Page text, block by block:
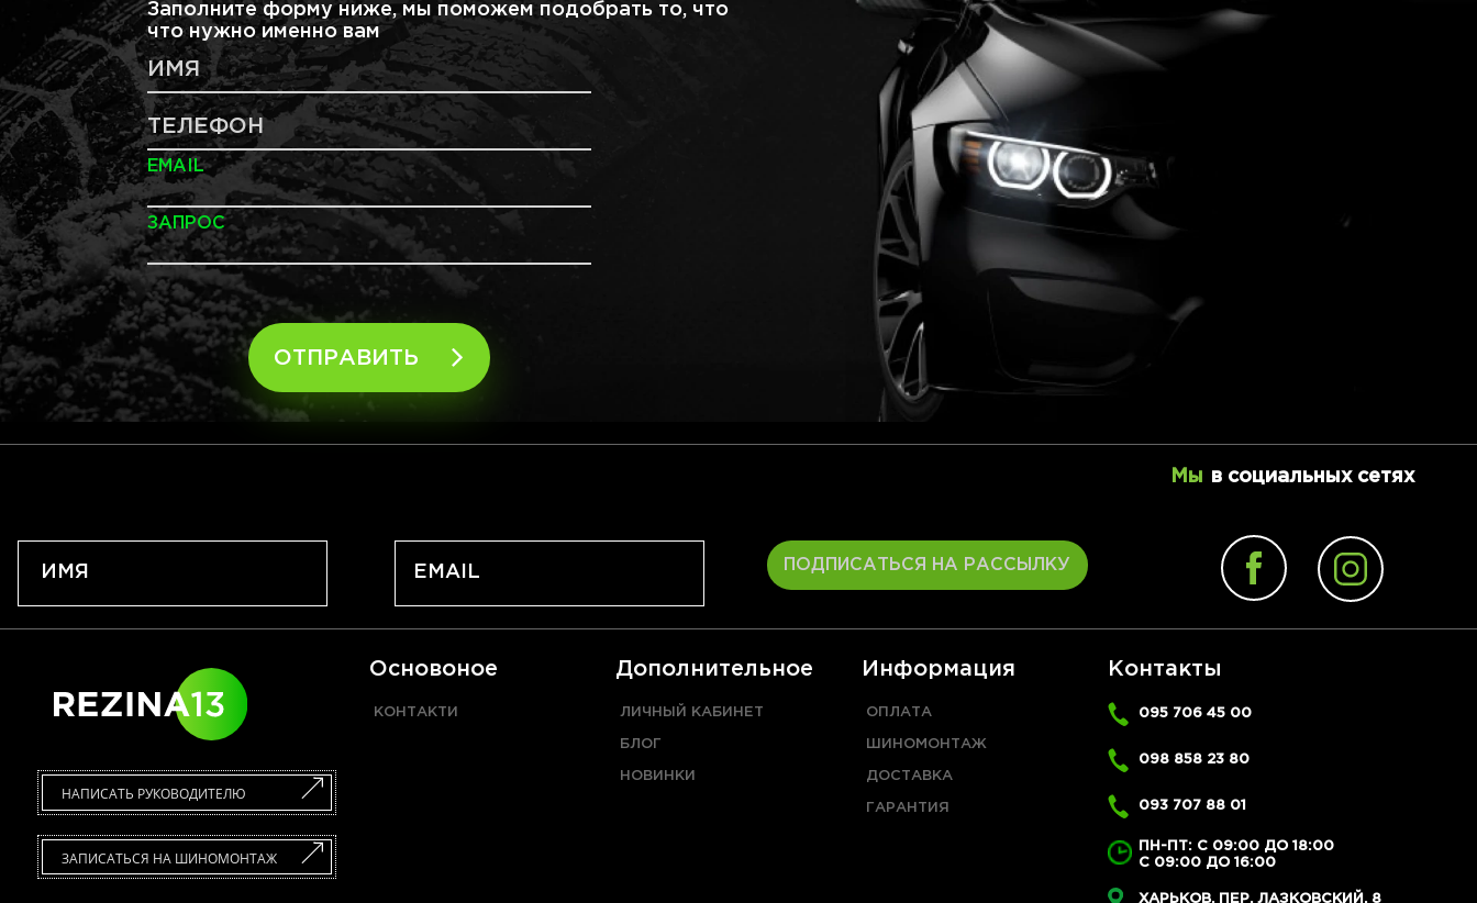
Заполните форму ниже, мы поможем подобрать то, что
что нужно именно вам
ИМЯ
ТЕЛЕФОН
EMAIL
ЗАПРОС
ОТПРАВИТЬ
Мы в социальных сетях
ПОДПИСАТЬСЯ НА РАССЫЛКУ
НАПИСАТЬ РУКОВОДИТЕЛЮ
ЗАПИСАТЬСЯ НА ШИНОМОНТАЖ
Основоное
КОНТАКТИ
Дополнительное
ЛИЧНЫЙ КАБИНЕТ
БЛОГ
НОВИНКИ
Информация
ОПЛАТА
ШИНОМОНТАЖ
ДОСТАВКА
ГАРАНТИЯ
Контакты
095 706 45 00
098 858 23 80
093 707 88 01
ПН-ПТ: С 09:00 ДО 18:00
С 09:00 ДО 16:00
ХАРЬКОВ, ПЕР. ЛАЗКОВСКИЙ, 8